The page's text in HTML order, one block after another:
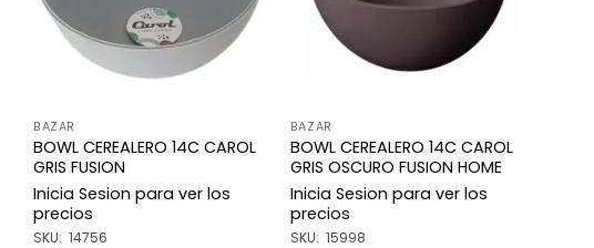
BAZAR
BOWL CEREALERO 14C CAROL
GRIS FUSION
Inicia Sesion para ver los
precios
SKU: 14756
BAZAR
BOWL CEREALERO 14C CAROL
GRIS OSCURO FUSION HOME
Inicia Sesion para ver los
precios
SKU: 15998